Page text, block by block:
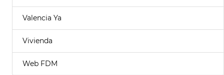
Valencia Ya
Vivienda
Web FDM